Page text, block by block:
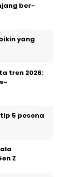
ber-
yang
tren 2026:
5 pesona
Z